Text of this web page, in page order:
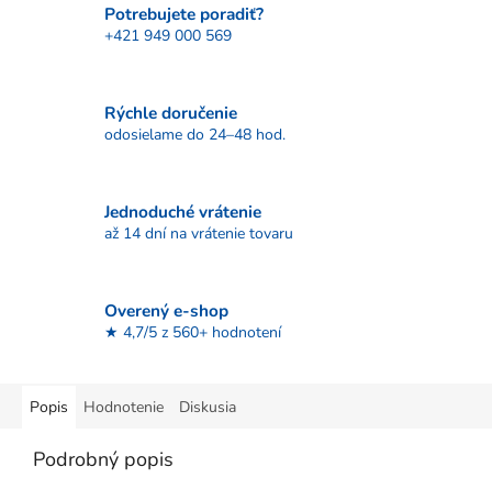
Potrebujete poradiť?
+421 949 000 569
Rýchle doručenie
odosielame do 24–48 hod.
Jednoduché vrátenie
až 14 dní na vrátenie tovaru
Overený e-shop
★ 4,7/5 z 560+ hodnotení
Popis Hodnotenie Diskusia
Podrobný popis